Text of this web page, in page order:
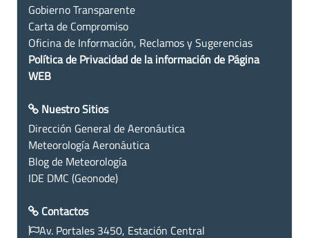
Gobierno Transparente
Carta de Compromiso
Oficina de Información, Reclamos y Sugerencias
Política de Privacidad de la información de Página
WEB
Nuestro Sitios
Dirección General de Aeronáutica
Meteorología Aeronáutica
Blog de Meteorología
IDE DMC (Geonode)
Contactos
Av. Portales 3450, Estación Central